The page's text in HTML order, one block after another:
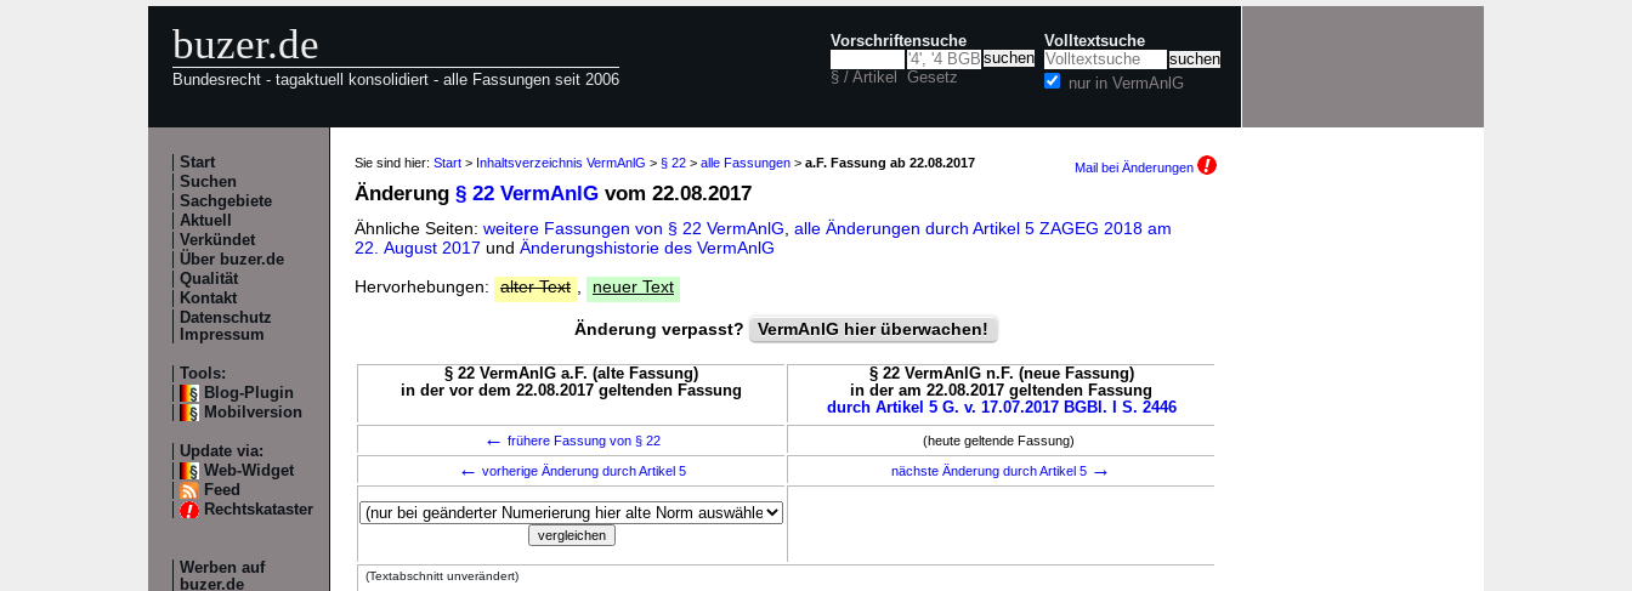
buzer.de
Bundesrecht - tagaktuell konsolidiert - alle Fassungen seit 2006
Vorschriftensuche
§ / Artikel Gesetz
Volltextsuche
nur in VermAnlG
Start
Suchen
Sachgebiete
Aktuell
Verkündet
Über buzer.de
Qualität
Kontakt
Datenschutz
Impressum
Tools:
Blog-Plugin
Mobilversion
Update via:
Web-Widget
Feed
Rechtskataster
Werben auf
buzer.de
Sie sind hier: Start > Inhaltsverzeichnis VermAnlG > § 22 > alle Fassungen > a.F. Fassung ab 22.08.2017 Mail bei Änderungen
Änderung § 22 VermAnlG vom 22.08.2017
Ähnliche Seiten: weitere Fassungen von § 22 VermAnlG alle Änderungen durch Artikel 5 ZAGEG 2018 am
22. August 2017 und Änderungshistorie des VermAnlG
Hervorhebungen:
alter Text neuer Text
Änderung verpasst? VermAnlG hier überwachen!
§ 22 VermAnlG a.F. (alte Fassung)
in der vor dem 22.08.2017 geltenden Fassung
§ 22 VermAnlG n.F. (neue Fassung)
in der am 22.08.2017 geltenden Fassung
durch Artikel 5 G. v. 17.07.2017 BGBl. I S. 2446
← frühere Fassung von § 22 (heute geltende Fassung)
← vorherige Änderung durch Artikel 5 nächste Änderung durch Artikel 5 →
(Textabschnitt unverändert)